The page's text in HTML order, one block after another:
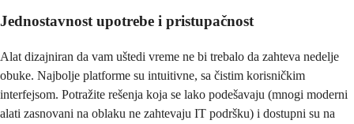
Jednostavnost upotrebe i pristupačnost
Alat dizajniran da vam uštedi vreme ne bi trebalo da zahteva nedelje
obuke. Najbolje platforme su intuitivne, sa čistim korisničkim
interfejsom. Potražite rešenja koja se lako podešavaju (mnogi moderni
alati zasnovani na oblaku ne zahtevaju IT podršku) i dostupni su na